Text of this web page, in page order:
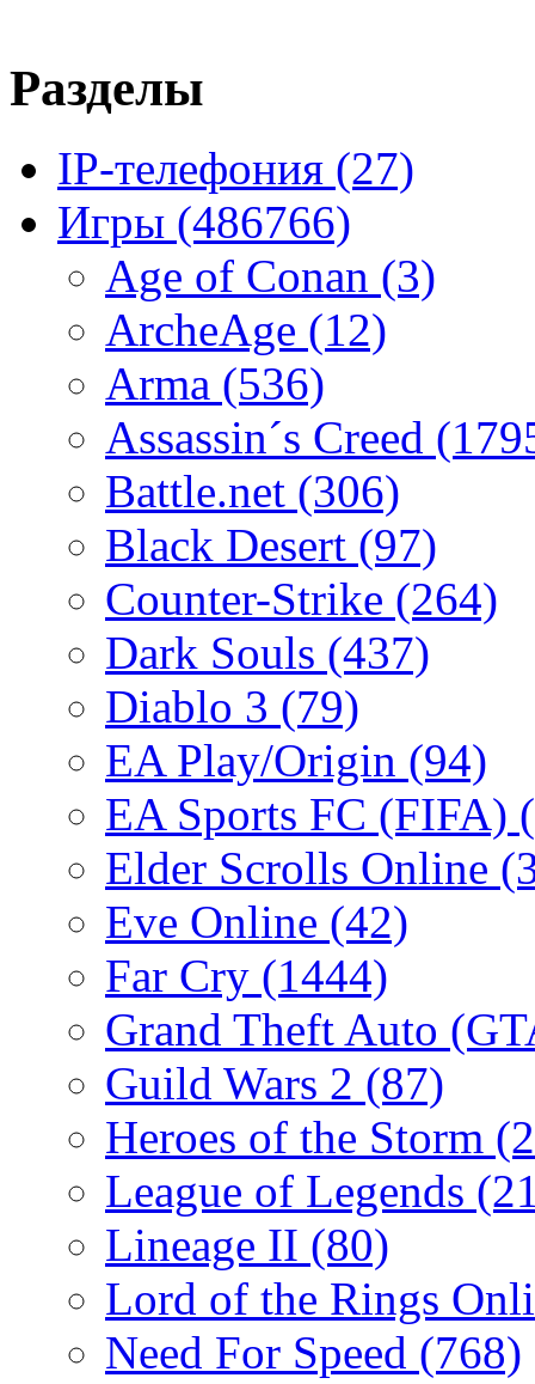
Разделы
IP-телефония (27)
Игры (486766)
Age of Conan (3)
ArcheAge (12)
Arma (536)
Assassin´s Creed
Battle.net (306)
Black Desert (97)
Counter-Strike (264)
Dark Souls (437)
Diablo 3 (79)
EA Play/Origin (94)
EA Sports FC (FIFA)
Elder Scrolls Online
Eve Online (42)
Far Cry (1444)
Grand Theft Auto
Guild Wars 2 (87)
Heroes of the Storm
League of Legends
Lineage II (80)
Lord of the Rings
Need For Speed (768)